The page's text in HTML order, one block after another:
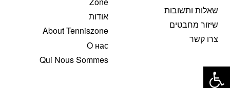
שאלות ותשובות
שיזור מחבטים
צרו קשר
אודות
About Tenniszone
О нас
Qui Nous Sommesפתח סרגל נגישות